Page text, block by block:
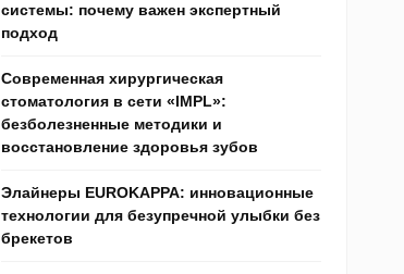
системы: почему важен экспертный
подход
Современная хирургическая
стоматология в сети «IMPL»:
безболезненные методики и
восстановление здоровья зубов
Элайнеры EUROKAPPA: инновационные
технологии для безупречной улыбки без
брекетов